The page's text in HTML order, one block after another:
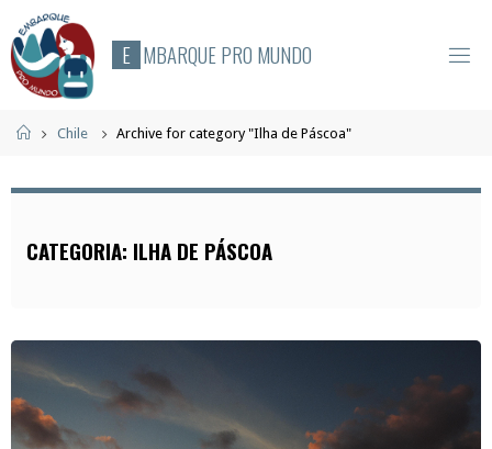
to
content
E MBARQUEPRO MUNDO
HomeChile Archive for category "Ilha de Páscoa"
CATEGORIA: ILHA DE PÁSCOA